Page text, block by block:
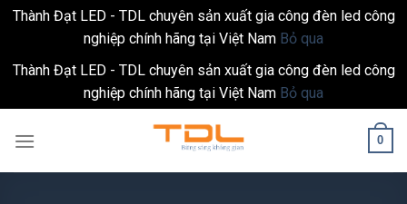
Thành Đạt LED - TDL chuyên sản xuất gia công đèn led công
nghiệp chính hãng tại Việt Nam Bỏ qua
Thành Đạt LED - TDL chuyên sản xuất gia công đèn led công
nghiệp chính hãng tại Việt Nam Bỏ qua
0